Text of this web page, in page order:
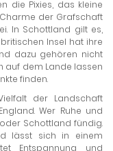
die Pixies, das kleine
der Grafschaft
In Schottland gilt es,
Insel hat ihre
dazu gehören nicht
auf dem Lande lassen
finden.
der Landschaft
Wer Ruhe und
Schottland fündig.
lässt sich in einem
Entspannung und